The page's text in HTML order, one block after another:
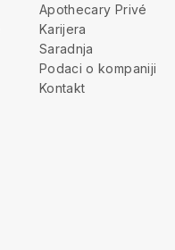
Apothecary Privé
Karijera
Saradnja
Podaci o kompaniji
Kontakt